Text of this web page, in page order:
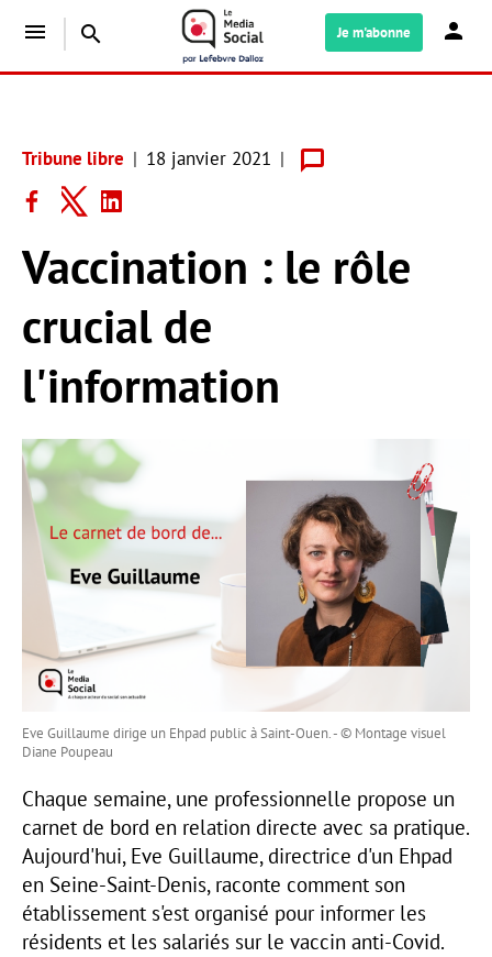
menu search Je m'abonne
Tribune libre 18 janvier 2021
Vaccination : le rôle
crucial de
l'information
Eve Guillaume dirige un Ehpad public à Saint-Ouen. - © Montage visuel
Diane Poupeau
Chaque semaine, une professionnelle propose un
carnet de bord en relation directe avec sa pratique.
Aujourd'hui, Eve Guillaume, directrice d'un Ehpad
en Seine-Saint-Denis, raconte comment son
établissement s'est organisé pour informer les
résidents et les salariés sur le vaccin anti-Covid.